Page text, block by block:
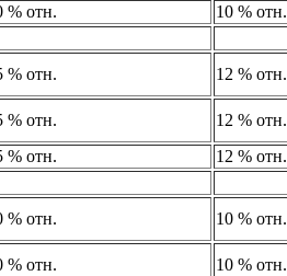
% отн.
10 % отн.
% отн. 12 % отн.
% отн.
12 % отн.
% отн.
12 % отн.
% отн. 10 % отн.
% отн.
10 % отн.